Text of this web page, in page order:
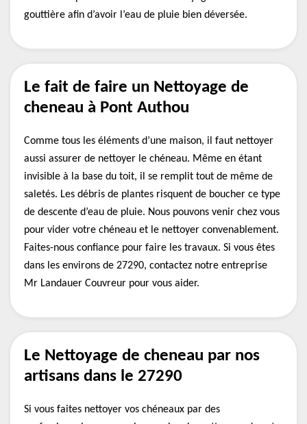
gouttière afin d’avoir l’eau de pluie bien déversée.
Le fait de faire un Nettoyage de
cheneau à Pont Authou
Comme tous les éléments d’une maison, il faut nettoyer
aussi assurer de nettoyer le chéneau. Même en étant
invisible à la base du toit, il se remplit tout de même de
saletés. Les débris de plantes risquent de boucher ce type
de descente d’eau de pluie. Nous pouvons venir chez vous
pour vider votre chéneau et le nettoyer convenablement.
Faites-nous confiance pour faire les travaux. Si vous êtes
dans les environs de 27290, contactez notre entreprise
Mr Landauer Couvreur pour vous aider.
Le Nettoyage de cheneau par nos
artisans dans le 27290
Si vous faites nettoyer vos chéneaux par des